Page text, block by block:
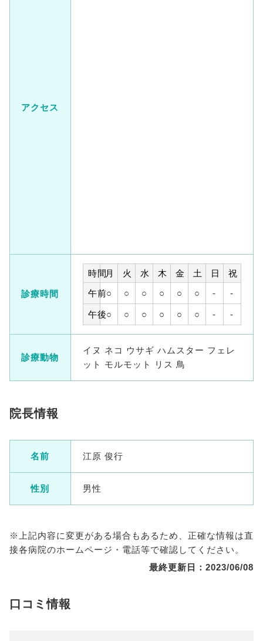
アクセス
診療時間
時間月 火 水 木 金 土 日
祝
午前○ ○ ○ ○ ○ ○ - -
午後○ ○ ○ ○ ○ ○ - -
診療動物
イヌ ネコ ウサギ ハムスター フェレ
ット モルモット リス 鳥
院長情報
名前 江原 俊行
性別 男性
※上記内容に変更がある場合もあるため、正確な情報は直
接各病院のホームページ・電話等で確認してください。
最終更新日：2023/06/08
口コミ情報